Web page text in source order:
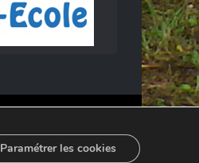
Paramétrer les cookies